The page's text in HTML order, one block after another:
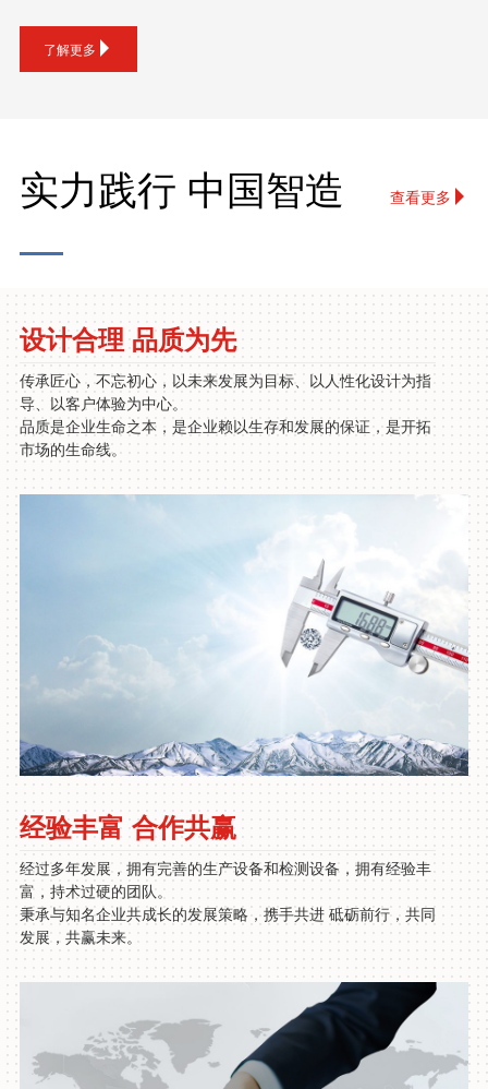
了解更多
实力践行 中国智造 查看更多
设计合理 品质为先
传承匠心，不忘初心，以未来发展为目标、以人性化设计为指
导、以客户体验为中心。
品质是企业生命之本，是企业赖以生存和发展的保证，是开拓
市场的生命线。
经验丰富 合作共赢
经过多年发展，拥有完善的生产设备和检测设备，拥有经验丰
富，持术过硬的团队。
秉承与知名企业共成长的发展策略，携手共进 砥砺前行，共同
发展，共赢未来。